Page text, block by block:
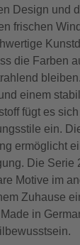
Design und
frischen
die Farben
einem
fügt es
ein.
ermöglicht
Die Serie
Motive im
Zuhause
in